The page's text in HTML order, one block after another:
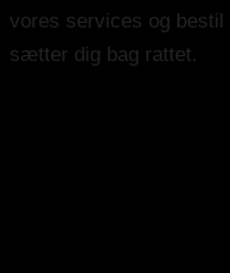
vores services og bestil
sætter dig bag rattet.